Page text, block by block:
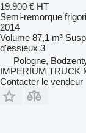
19.900 € HT
Semi-remorque
2014
Volume 87,1 m³
d'essieux 3
Pologne,
IMPERIUM TRUCK
Contacter le vendeur